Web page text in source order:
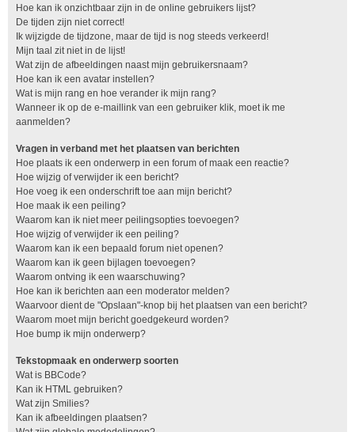
Hoe kan ik onzichtbaar zijn in de online gebruikers lijst?
De tijden zijn niet correct!
Ik wijzigde de tijdzone, maar de tijd is nog steeds verkeerd!
Mijn taal zit niet in de lijst!
Wat zijn de afbeeldingen naast mijn gebruikersnaam?
Hoe kan ik een avatar instellen?
Wat is mijn rang en hoe verander ik mijn rang?
Wanneer ik op de e-maillink van een gebruiker klik, moet ik me
aanmelden?
Vragen in verband met het plaatsen van berichten
Hoe plaats ik een onderwerp in een forum of maak een reactie?
Hoe wijzig of verwijder ik een bericht?
Hoe voeg ik een onderschrift toe aan mijn bericht?
Hoe maak ik een peiling?
Waarom kan ik niet meer peilingsopties toevoegen?
Hoe wijzig of verwijder ik een peiling?
Waarom kan ik een bepaald forum niet openen?
Waarom kan ik geen bijlagen toevoegen?
Waarom ontving ik een waarschuwing?
Hoe kan ik berichten aan een moderator melden?
Waarvoor dient de "Opslaan"-knop bij het plaatsen van een bericht?
Waarom moet mijn bericht goedgekeurd worden?
Hoe bump ik mijn onderwerp?
Tekstopmaak en onderwerp soorten
Wat is BBCode?
Kan ik HTML gebruiken?
Wat zijn Smilies?
Kan ik afbeeldingen plaatsen?